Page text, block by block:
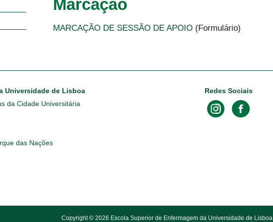
Marcação
MARCAÇÃO DE SESSÃO DE APOIO (Formulário)
Universidade de Lisboa
da Cidade Universitária
das Nações
Redes Sociais
Copyright © 2026 Escola Superior de Enfermagem da Universidade de Lisboa